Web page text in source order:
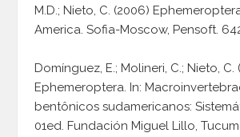
M.D.; Nieto, C. (2006)
America. Sofia-Moscow, Pensoft.
Domínguez, E.; Molineri, C.; Nieto, C.
Ephemeroptera. In:
bentônicos sudamericanos:
01ed. Fundación Miguel Lillo,